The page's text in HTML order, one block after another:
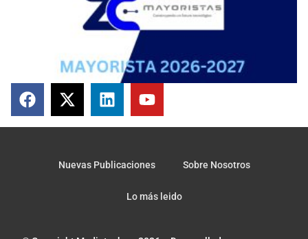
Nuevas Publicaciones Sobre Nosotros
Lo más leido